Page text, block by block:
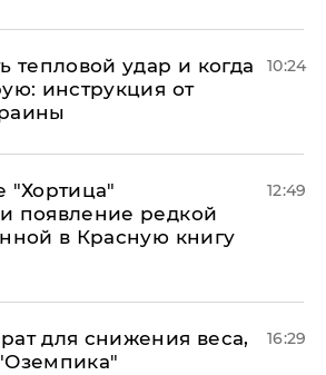
тепловой удар и когда
инструкция от
10:24
"Хортица"
появление редкой
в Красную книгу
12:49
для снижения веса,
16:29